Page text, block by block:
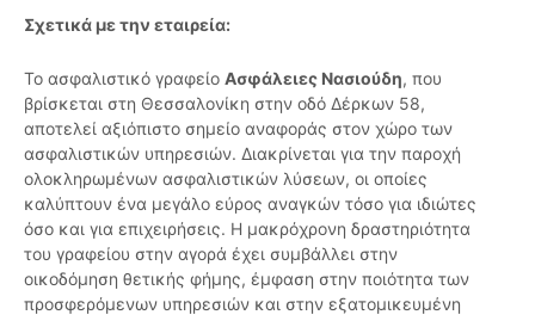
Σχετικά με την εταιρεία:
Το ασφαλιστικό γραφείο Ασφάλειες Νασιούδη, που
βρίσκεται στη Θεσσαλονίκη στην οδό Δέρκων 58,
αποτελεί αξιόπιστο σημείο αναφοράς στον χώρο των
ασφαλιστικών υπηρεσιών. Διακρίνεται για την παροχή
ολοκληρωμένων ασφαλιστικών λύσεων, οι οποίες
καλύπτουν ένα μεγάλο εύρος αναγκών τόσο για ιδιώτες
όσο και για επιχειρήσεις. Η μακρόχρονη δραστηριότητα
του γραφείου στην αγορά έχει συμβάλλει στην
οικοδόμηση θετικής φήμης, έμφαση στην ποιότητα των
προσφερόμενων υπηρεσιών και στην εξατομικευμένη